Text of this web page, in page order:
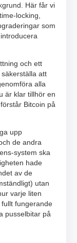
Här får vi
locking,
som
och ett
att
alla
är klar tillhör en
Bitcoin på
upp
de andra
system ska
hade
av de
utan
varje liten
fungerande
pusselbitar på